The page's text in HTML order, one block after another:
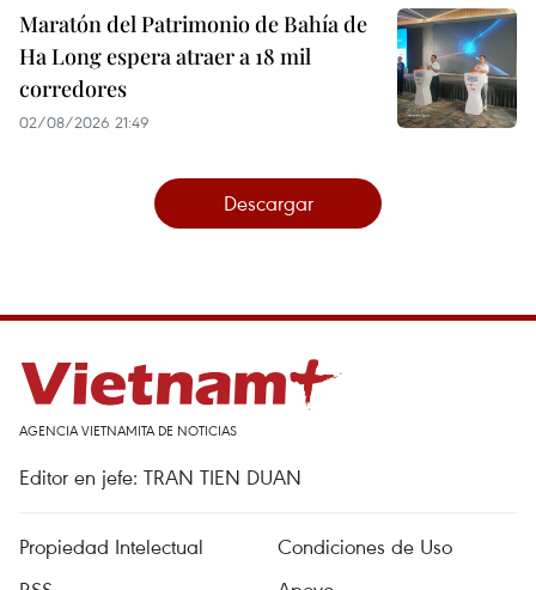
Maratón del Patrimonio de Bahía de
Ha Long espera atraer a 18 mil
corredores
02/08/2026 21:49
Descargar
AGENCIA VIETNAMITA DE NOTICIAS
Editor en jefe: TRAN TIEN DUAN
Propiedad Intelectual
Condiciones de Uso